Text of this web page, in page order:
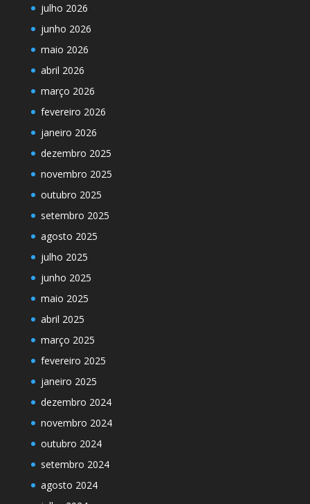
julho 2026
junho 2026
maio 2026
abril 2026
março 2026
fevereiro 2026
janeiro 2026
dezembro 2025
novembro 2025
outubro 2025
setembro 2025
agosto 2025
julho 2025
junho 2025
maio 2025
abril 2025
março 2025
fevereiro 2025
janeiro 2025
dezembro 2024
novembro 2024
outubro 2024
setembro 2024
agosto 2024